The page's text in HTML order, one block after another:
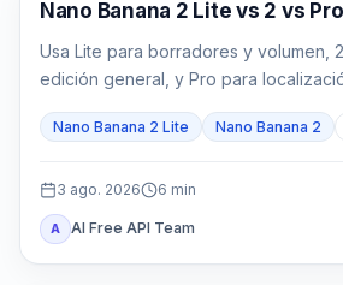
Modelos de imagen con IA
Nano Banana 2 Lite vs 2 vs
Usa Lite para borradores y volumen,
edición general, y Pro para
Nano Banana 2 Lite Nano Banana 2
3 ago. 2026 6 min
A AI Free API Team